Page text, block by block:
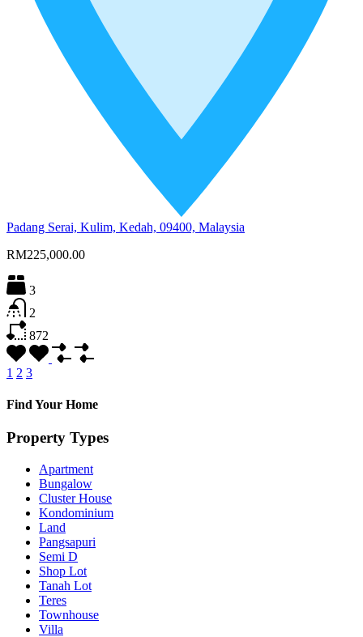
Padang Serai, Kulim, Kedah, 09400, Malaysia
RM225,000.00
3
2
872
1 2 3
Find Your Home
Property Types
Apartment
Bungalow
Cluster House
Kondominium
Land
Pangsapuri
Semi D
Shop Lot
Tanah Lot
Teres
Townhouse
Villa